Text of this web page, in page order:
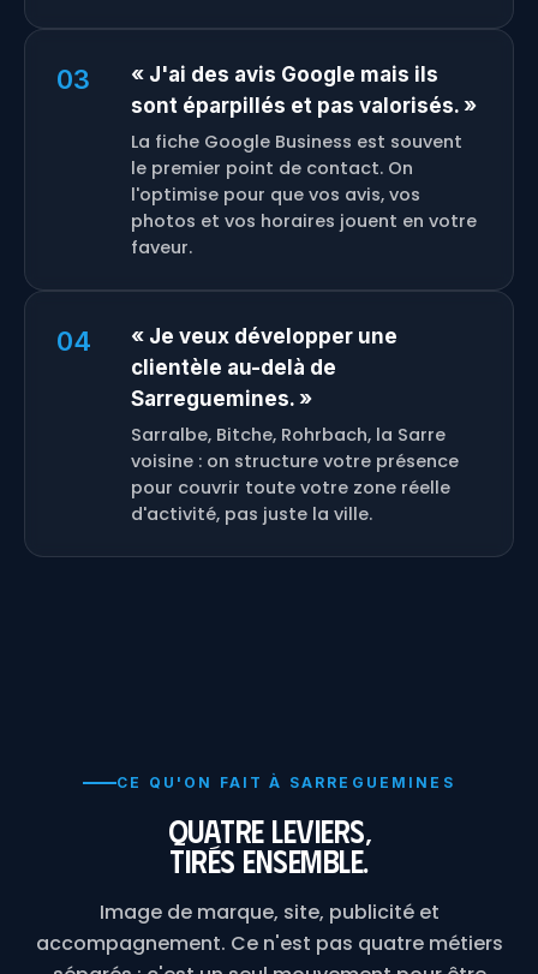
03
« J'ai des avis Google mais ils
sont éparpillés et pas valorisés. »
La fiche Google Business est souvent
le premier point de contact. On
l'optimise pour que vos avis, vos
photos et vos horaires jouent en votre
faveur.
04
« Je veux développer une
clientèle au-delà de
Sarreguemines. »
Sarralbe, Bitche, Rohrbach, la Sarre
voisine : on structure votre présence
pour couvrir toute votre zone réelle
d'activité, pas juste la ville.
CE QU'ON FAIT À SARREGUEMINES
Quatre leviers,
tirés ensemble.
Image de marque, site, publicité et
accompagnement. Ce n'est pas quatre métiers